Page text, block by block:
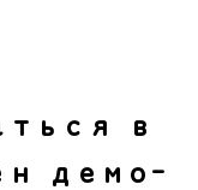
в
демо-